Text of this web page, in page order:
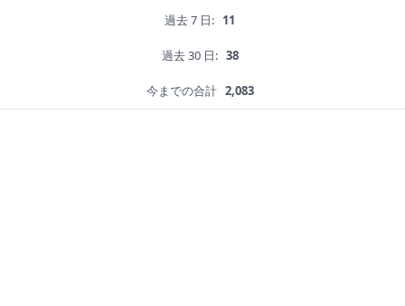
過去 7 日: 11
過去 30 日: 38
今までの合計 2,083